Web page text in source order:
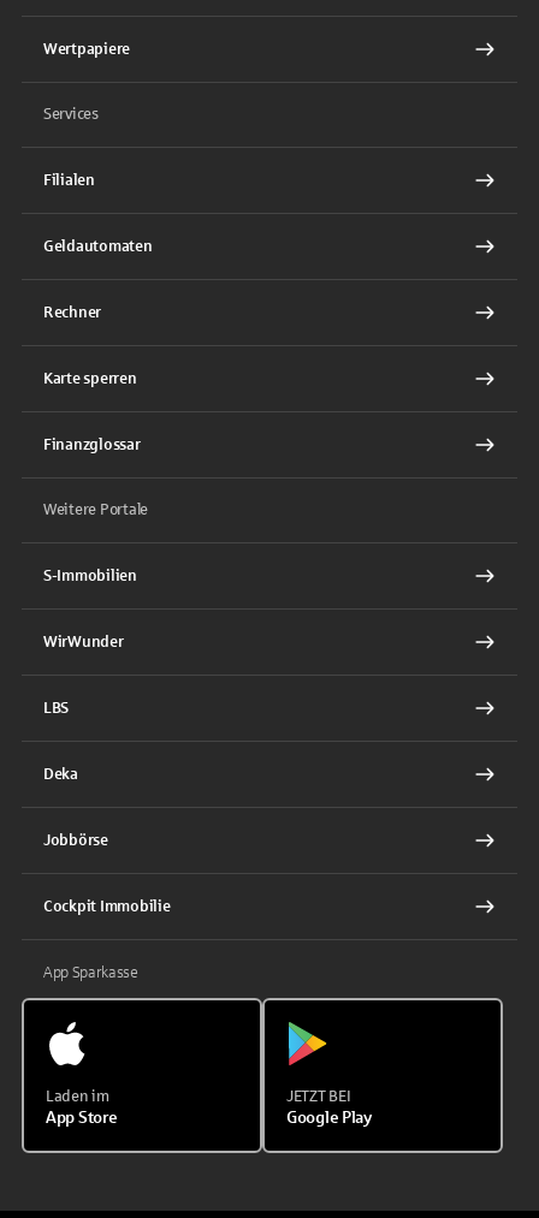
Wertpapiere
Services
Filialen
Geldautomaten
Rechner
Karte sperren
Finanzglossar
Weitere Portale
S-Immobilien
WirWunder
LBS
Deka
Jobbörse
Cockpit Immobilie
App Sparkasse
Laden im
App Store
JETZT BEI
Google Play